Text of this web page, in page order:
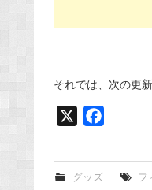
それでは、次の更
グッズ フ